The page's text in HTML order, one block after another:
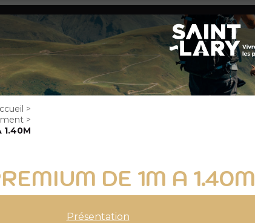
>
>
1.40M
DE 1M A 1.40M
Présentation